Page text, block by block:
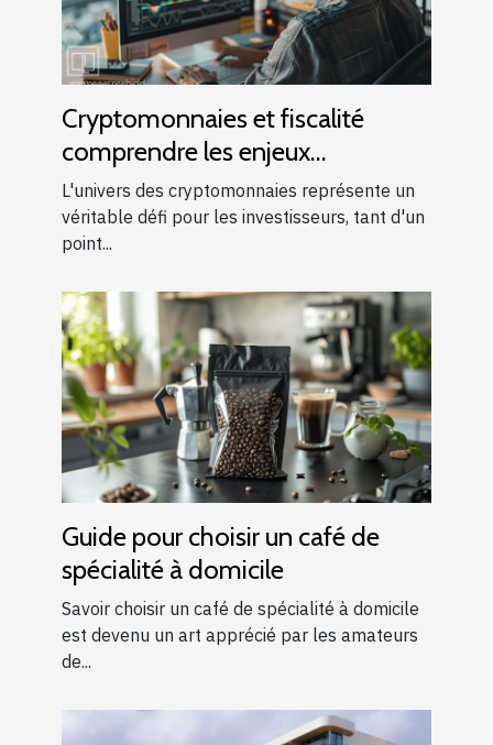
Cryptomonnaies et fiscalité
comprendre les enjeux
économiques pour les
investisseurs
L'univers des cryptomonnaies représente un
véritable défi pour les investisseurs, tant d'un
point...
Guide pour choisir un café de
spécialité à domicile
Savoir choisir un café de spécialité à domicile
est devenu un art apprécié par les amateurs
de...